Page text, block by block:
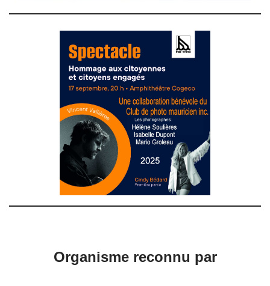
Organisme reconnu par